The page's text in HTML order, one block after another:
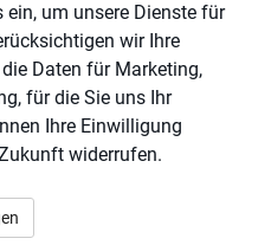
Sportline 4x4 2.0 TSI DSG Sportline, Pano, AHK, Navi, Matrix, Side, Winter, 5 J.-Garantie
Getriebe Automatik
Außenfarbe Stahl Grau
Kilometerstand 10 km
Angebot anfordern
ein, um unsere Dienste für
wir Ihre
Daten für Marketing,
für die Sie uns Ihr
Ihre Einwilligung
widerrufen.